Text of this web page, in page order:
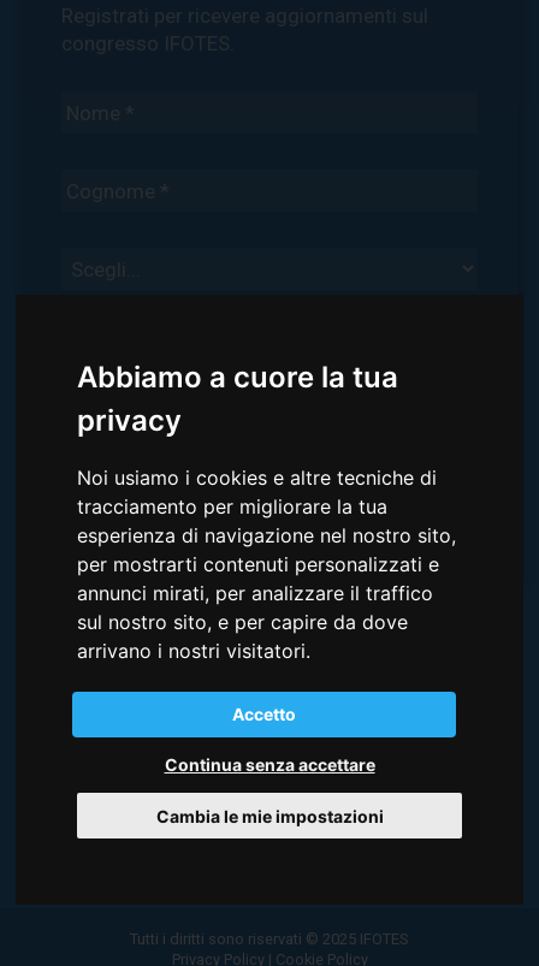
Abbiamo a cuore la tua
privacy
Noi usiamo i cookies e altre tecniche di
tracciamento per migliorare la tua
esperienza di navigazione nel nostro sito,
per mostrarti contenuti personalizzati e
annunci mirati, per analizzare il traffico
sul nostro sito, e per capire da dove
arrivano i nostri visitatori.
Accetto
Continua senza accettare
Cambia le mie impostazioni
Registrati per ricevere aggiornamenti sul
congresso IFOTES.
Ho letto e compreso la
acconsento all'utilizzo dei dati personali forniti.
SOTTOSCRIVI
CREDITS
I video e le foto della costa del Friuli Venezia Giulia e di
Lignano sono forniti da PromoTurismo FVG
Tutti i diritti sono riservati © 2025 IFOTES
Privacy Policy| Cookie Policy